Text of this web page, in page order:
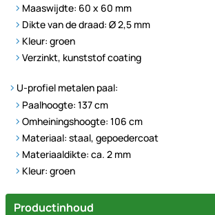
Maaswijdte: 60 x 60 mm
Dikte van de draad: Ø 2,5 mm
Kleur: groen
Verzinkt, kunststof coating
U-profiel metalen paal:
Paalhoogte: 137 cm
Omheiningshoogte: 106 cm
Materiaal: staal, gepoedercoat
Materiaaldikte: ca. 2 mm
Kleur: groen
Productinhoud